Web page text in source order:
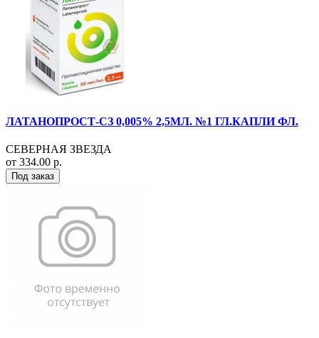
ЛАТАНОПРОСТ-СЗ 0,005% 2,5МЛ. №1 ГЛ.КАПЛИ ФЛ.
СЕВЕРНАЯ ЗВЕЗДА
от 334.00 р.
Под заказ